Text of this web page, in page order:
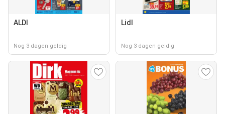
ALDI
Nog 3 dagen geldig
Lidl
Nog 3 dagen geldig